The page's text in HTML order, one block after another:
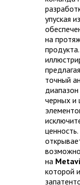
упуская
на
продукта.
точный
диапазон
черных и
на
которой